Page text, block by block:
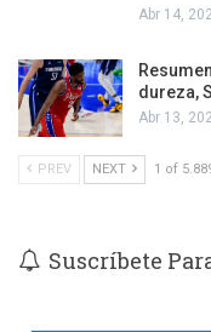
Abr 14,
dureza,
Abr 13,
PREV NEXT 1 of
Suscríbete